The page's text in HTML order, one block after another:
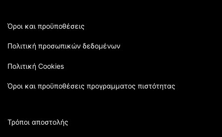
Όροι και προϋποθέσεις
Πολιτική προσωπικών δεδομένων
Πολιτική Cookies
Όροι και προϋποθέσεις προγραμματος πιστότητας
Τρόποι αποστολής